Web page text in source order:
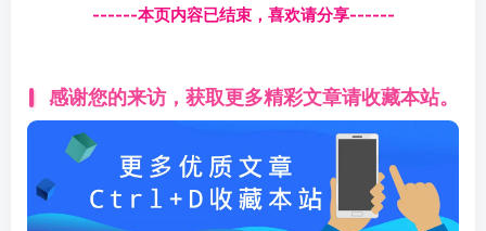
------本页内容已结束，喜欢请分享------
感谢您的来访，获取更多精彩文章请收藏本站。